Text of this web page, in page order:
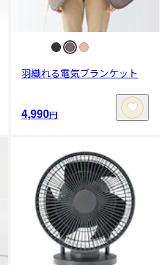
羽織れる電気ブランケット
4,990円